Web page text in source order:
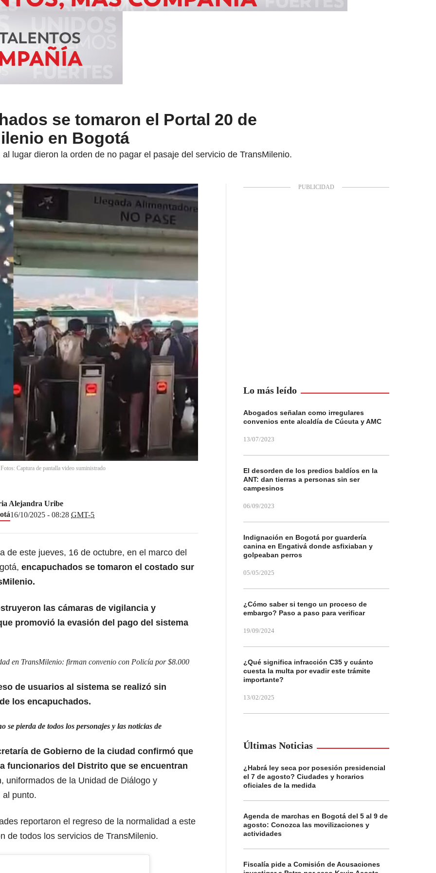
se tomaron el Portal 20 de
en Bogotá
lugar dieron la orden de no pagar el pasaje del servicio de TransMilenio.
Captura de pantalla video suministrado
Alejandra Uribe
16/10/2025 - 08:28 GMT-5
de este jueves, 16 de octubre, en el marco del
encapuchados se tomaron el costado sur
las cámaras de vigilancia y
promovió la evasión del pago del sistema
en TransMilenio: firman convenio con Policía por $8.000
de usuarios al sistema se realizó sin
los encapuchados.
se pierda de todos los personajes y las noticias de
de Gobierno de la ciudad confirmó que
funcionarios del Distrito que se encuentran
uniformados de la Unidad de Diálogo y
al punto.
reportaron el regreso de la normalidad a este
de todos los servicios de TransMilenio.
Lo más leído
Abogados señalan como irregulares
convenios ente alcaldía de Cúcuta y AMC
13/07/2023
El desorden de los predios baldíos en la
ANT: dan tierras a personas sin ser
campesinos
06/09/2023
Indignación en Bogotá por guardería
canina en Engativá donde asfixiaban y
golpeaban perros
05/05/2025
¿Cómo saber si tengo un proceso de
embargo? Paso a paso para verificar
19/09/2024
¿Qué significa infracción C35 y cuánto
cuesta la multa por evadir este trámite
importante?
13/02/2025
Últimas Noticias
¿Habrá ley seca por posesión presidencial
el 7 de agosto? Ciudades y horarios
oficiales de la medida
Agenda de marchas en Bogotá del 5 al 9 de
agosto: Conozca las movilizaciones y
actividades
Fiscalía pide a Comisión de Acusaciones